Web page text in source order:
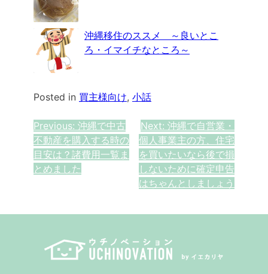
沖縄移住のススメ ～良いとこ
ろ・イマイチなところ～
Posted in 買主様向け, 小話
投
稿
ナ
ゲ
Previous: 沖縄で中古
不動産を購入する時の
目安は？諸費用一覧ま
とめました
Next: 沖縄で自営業・
個人事業主の方、住宅
を買いたいなら後で損
しないために確定申告
はちゃんとしましょう